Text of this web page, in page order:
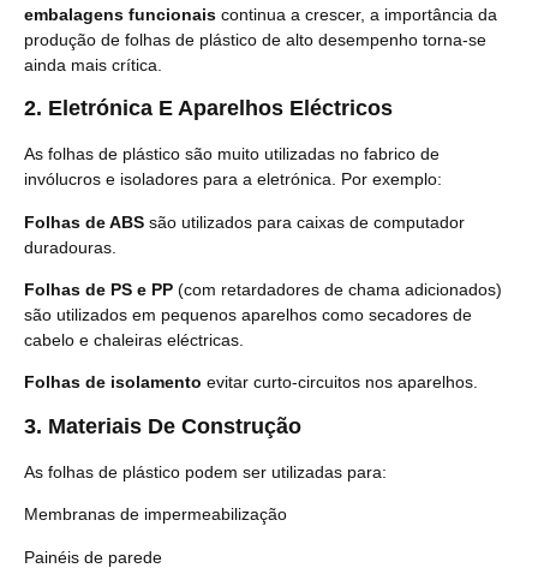
embalagens funcionais continua a crescer, a importância da
produção de folhas de plástico de alto desempenho torna-se
ainda mais crítica.
2. Eletrónica E Aparelhos Eléctricos
As folhas de plástico são muito utilizadas no fabrico de
invólucros e isoladores para a eletrónica. Por exemplo:
Folhas de ABS são utilizados para caixas de computador
duradouras.
Folhas de PS e PP (com retardadores de chama adicionados)
são utilizados em pequenos aparelhos como secadores de
cabelo e chaleiras eléctricas.
Folhas de isolamento evitar curto-circuitos nos aparelhos.
3. Materiais De Construção
As folhas de plástico podem ser utilizadas para:
Membranas de impermeabilização
Painéis de parede